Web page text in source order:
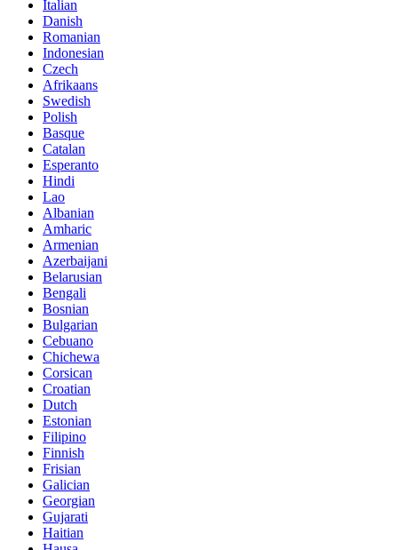
Italian
Danish
Romanian
Indonesian
Czech
Afrikaans
Swedish
Polish
Basque
Catalan
Esperanto
Hindi
Lao
Albanian
Amharic
Armenian
Azerbaijani
Belarusian
Bengali
Bosnian
Bulgarian
Cebuano
Chichewa
Corsican
Croatian
Dutch
Estonian
Filipino
Finnish
Frisian
Galician
Georgian
Gujarati
Haitian